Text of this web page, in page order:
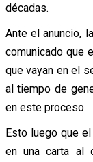
décadas.
Ante el anuncio,
comunicado que
que vayan en el
al tiempo de
en este proceso.
Esto luego que
en una carta al